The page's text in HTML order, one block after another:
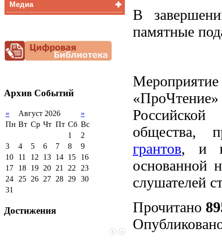
Снижение
документационной
нагрузки
Медиа
Архив Событий
« Август 2026
»
Пн Вт Ср Чт Пт Сб Вс
1
2
3
4 5 6 7 8
9
10
11 12 13 14 15
16
17
18 19 20 21 22 23
24 25 26 27 28 29 30
31
Достижения
В
памятные
общества,
грантов, и
основанной
слушателей
Прочитано